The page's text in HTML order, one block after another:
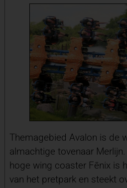
Themagebied Avalon is de
almachtige tovenaar
hoge wing coaster Fēnix is
van het pretpark en steekt